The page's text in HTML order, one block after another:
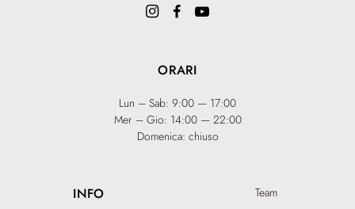
INFO
Team
ORARI
Lun – Sab: 9:00 — 17:00
Mer – Gio: 14:00 — 22:00
Domenica: chiuso